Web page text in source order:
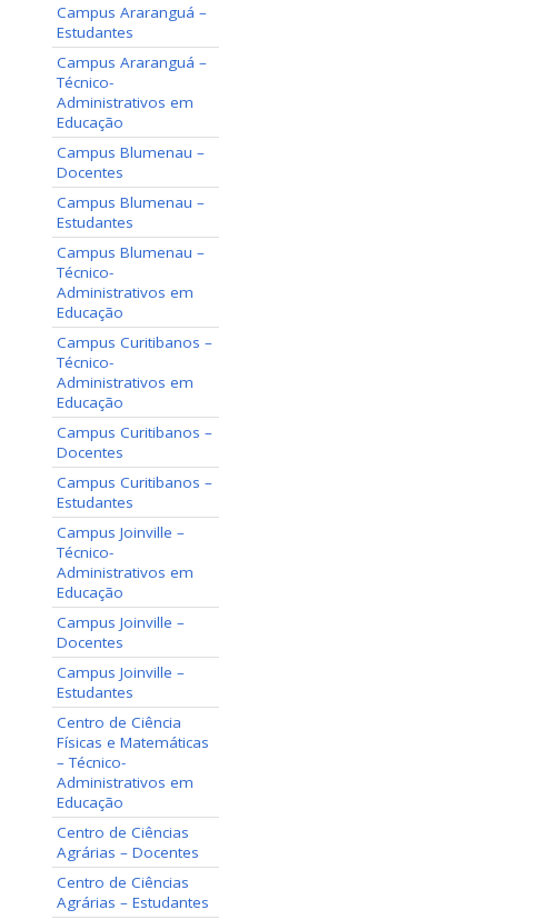
Campus Araranguá –
Estudantes
Campus Araranguá –
Técnico-
Administrativos em
Educação
Campus Blumenau –
Docentes
Campus Blumenau –
Estudantes
Campus Blumenau –
Técnico-
Administrativos em
Educação
Campus Curitibanos –
Técnico-
Administrativos em
Educação
Campus Curitibanos –
Docentes
Campus Curitibanos –
Estudantes
Campus Joinville –
Técnico-
Administrativos em
Educação
Campus Joinville –
Docentes
Campus Joinville –
Estudantes
Centro de Ciência
Físicas e Matemáticas
– Técnico-
Administrativos em
Educação
Centro de Ciências
Agrárias – Docentes
Centro de Ciências
Agrárias – Estudantes